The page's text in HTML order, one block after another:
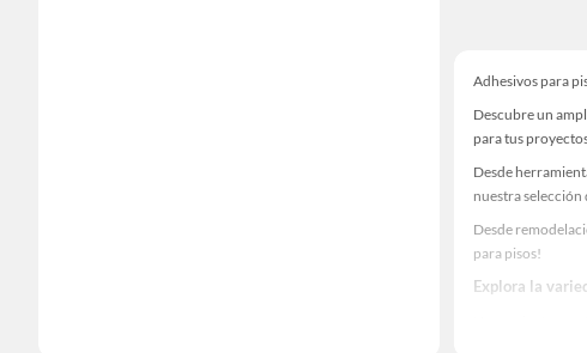
Adhesivos para
Descubre un
para tus
Desde
nuestra selección
Desde
para pisos!
Explora la
Herramientas,